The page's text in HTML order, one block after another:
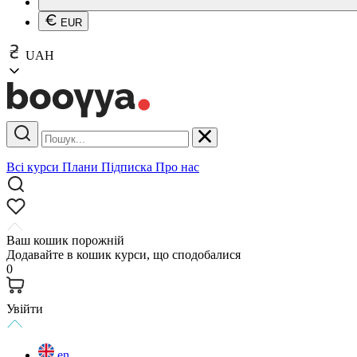
EUR
UAH
Всі курси Плани Підписка Про нас
Ваш кошик порожній
Додавайте в кошик курси, що сподобалися
0
Увійти